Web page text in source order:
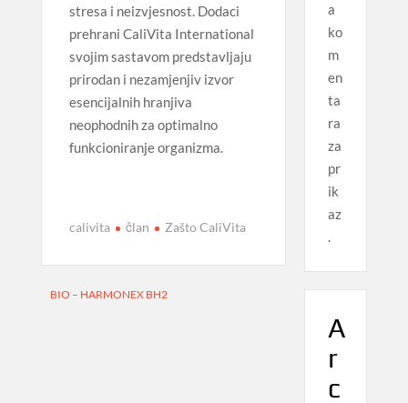
stresa i neizvjesnost. Dodaci
prehrani CaliVita International
svojim sastavom predstavljaju
prirodan i nezamjenjiv izvor
esencijalnih hranjiva
neophodnih za optimalno
funkcioniranje organizma.
calivita član Zašto CaliVita
Navigacija
BIO – HARMONEX BH2
a
ko
m
en
ta
ra
za
pr
ik
az
.
A
r
c